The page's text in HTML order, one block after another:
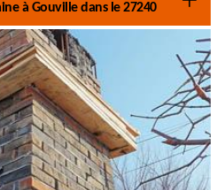
à Gouville dans le 27240